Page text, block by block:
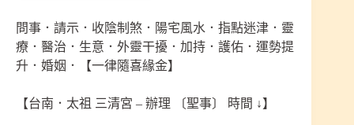
問事．請示．收陰制煞．陽宅風水．指點迷津．靈
療．醫治．生意．外靈干擾．加持．護佑．運勢提
升．婚姻．【一律隨喜緣金】
【台南．太祖 三清宮 – 辦理 〔聖事〕 時間 ↓】